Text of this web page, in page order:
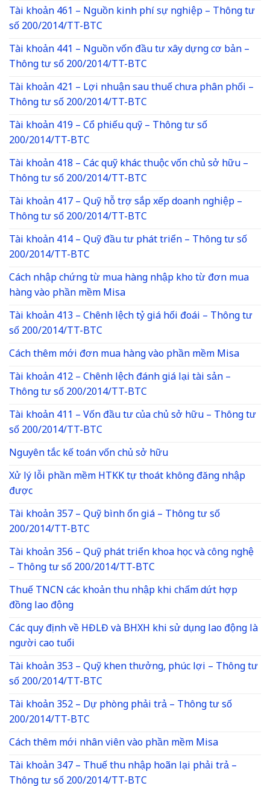
Tài khoản 461 – Nguồn kinh phí sự nghiệp – Thông tư
số 200/2014/TT-BTC
Tài khoản 441 – Nguồn vốn đầu tư xây dựng cơ bản –
Thông tư số 200/2014/TT-BTC
Tài khoản 421 – Lợi nhuận sau thuế chưa phân phối –
Thông tư số 200/2014/TT-BTC
Tài khoản 419 – Cổ phiếu quỹ – Thông tư số
200/2014/TT-BTC
Tài khoản 418 – Các quỹ khác thuộc vốn chủ sở hữu –
Thông tư số 200/2014/TT-BTC
Tài khoản 417 – Quỹ hỗ trợ sắp xếp doanh nghiệp –
Thông tư số 200/2014/TT-BTC
Tài khoản 414 – Quỹ đầu tư phát triển – Thông tư số
200/2014/TT-BTC
Cách nhập chứng từ mua hàng nhập kho từ đơn mua
hàng vào phần mềm Misa
Tài khoản 413 – Chênh lệch tỷ giá hối đoái – Thông tư
số 200/2014/TT-BTC
Cách thêm mới đơn mua hàng vào phần mềm Misa
Tài khoản 412 – Chênh lệch đánh giá lại tài sản –
Thông tư số 200/2014/TT-BTC
Tài khoản 411 – Vốn đầu tư của chủ sở hữu – Thông tư
số 200/2014/TT-BTC
Nguyên tắc kế toán vốn chủ sở hữu
Xử lý lỗi phần mềm HTKK tự thoát không đăng nhập
được
Tài khoản 357 – Quỹ bình ổn giá – Thông tư số
200/2014/TT-BTC
Tài khoản 356 – Quỹ phát triển khoa học và công nghệ
– Thông tư số 200/2014/TT-BTC
Thuế TNCN các khoản thu nhập khi chấm dứt hợp
đồng lao động
Các quy định về HĐLĐ và BHXH khi sử dụng lao động là
người cao tuổi
Tài khoản 353 – Quỹ khen thưởng, phúc lợi – Thông tư
số 200/2014/TT-BTC
Tài khoản 352 – Dự phòng phải trả – Thông tư số
200/2014/TT-BTC
Cách thêm mới nhân viên vào phần mềm Misa
Tài khoản 347 – Thuế thu nhập hoãn lại phải trả –
Thông tư số 200/2014/TT-BTC